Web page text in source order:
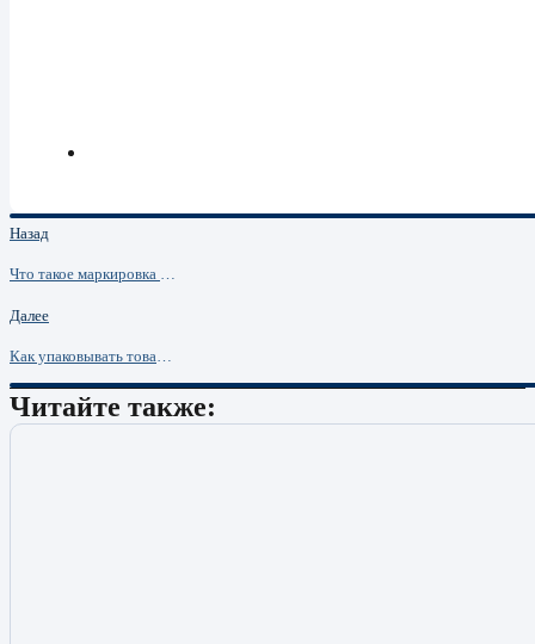
Назад
Далее
Как упаковывать товар для Вайлдберриз: основные правила и требования к упаковке
Читайте также: